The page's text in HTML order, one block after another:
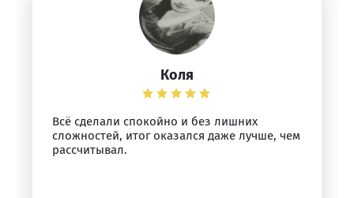
Коля
Всё сделали спокойно и без лишних
сложностей, итог оказался даже лучше, чем
рассчитывал.